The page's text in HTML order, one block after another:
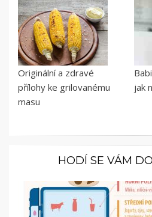
Originální a zdravé
přílohy ke grilovanému
masu
jak
HODÍ SE VÁM